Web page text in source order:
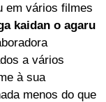
em vários filmes
kaidan o agaru
a vários
à sua
menos do que